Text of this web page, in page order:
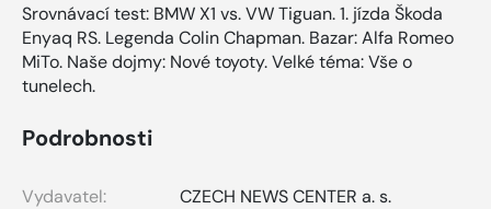
Srovnávací test: BMW X1 vs. VW Tiguan. 1. jízda Škoda
Enyaq RS. Legenda Colin Chapman. Bazar: Alfa Romeo
MiTo. Naše dojmy: Nové toyoty. Velké téma: Vše o
tunelech.
Podrobnosti
Vydavatel:
CZECH NEWS CENTER a. s.